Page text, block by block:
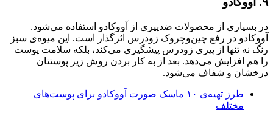
در بسیاری از محصولات ضدپیری از آووکادو استفاده می‌شود.
آووکادو در رفع چین‌وچروک زودرس اثرگذار است. این میوه‌ی سبز
رنگ نه تنها از پیری زودرس پیشگیری می‌کند، بلکه سلامت پوست
را هم افزایش می‌دهد. بعد از به کار بردن روش زیر پوستتان
درخشان و شفاف می‌شود.
طرز تهیه‌ی ۱۰ ماسک صورت آووکادو برای پوست‌های
مختلف